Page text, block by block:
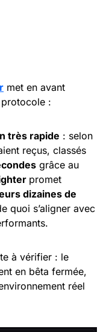
met en avant
:
très rapide : selon
reçus, classés
grâce au
promet
dizaines de
quoi s’aligner avec
à vérifier : le
en bêta fermée,
réel